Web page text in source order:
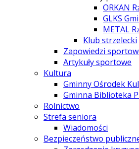
ORKAN
GLKS
METAL
Klub strzelecki
Zapowiedzi
Artykuły sportowe
Kultura
Gminny Ośrodek
Gminna Biblioteka
Rolnictwo
Strefa seniora
Wiadomości
Bezpieczeństwo